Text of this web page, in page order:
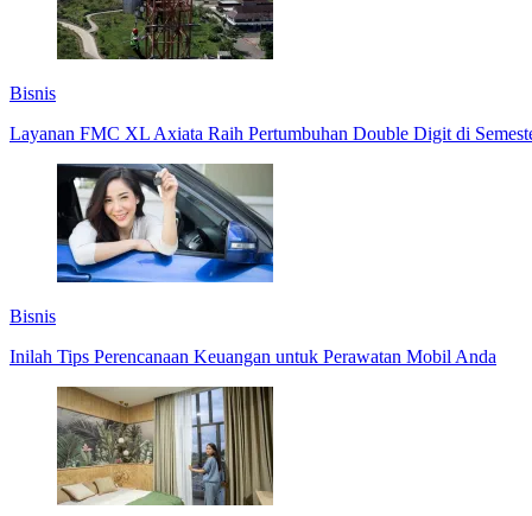
Bisnis
Layanan FMC XL Axiata Raih Pertumbuhan Double Digit di
Bisnis
Inilah Tips Perencanaan Keuangan untuk Perawatan Mobil Anda